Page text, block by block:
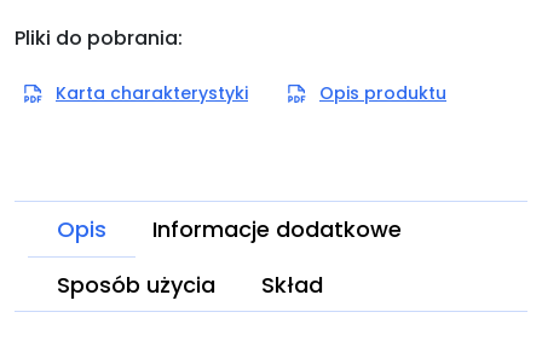
Pliki do pobrania:
Karta charakterystyki Opis produktu
Opis
Informacje dodatkowe
Sposób użycia
Skład